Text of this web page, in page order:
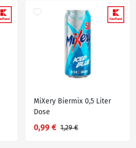
MiXery Biermix 0,5 Liter
Dose
0,99 € 1,29 €